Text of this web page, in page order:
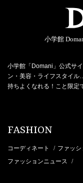
小学館
小学館「Domani」公式サ
ン・美容・ライフスタイ
持ちよくなれる！こと限定
FASHION
コーディネート / ファッ
ファッションニュース /